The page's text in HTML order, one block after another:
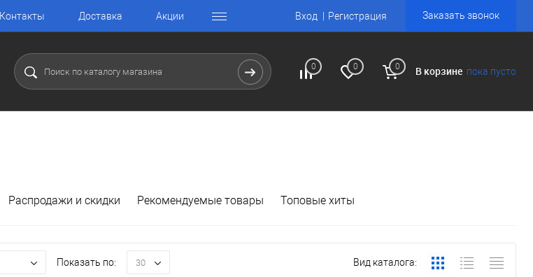
Контакты Доставка Акции Вход Регистрация Заказать звонок
0 0 0 В корзине пока пусто
Распродажи и скидки Рекомендуемые товары Топовые хиты
Показать по: 30 Вид каталога: